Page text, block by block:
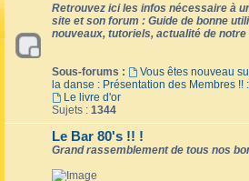
Retrouvez ici les infos nécessaire à
site et son forum : Guide de bonne
nouveaux, tutoriels, actualité de
Sous-forums : Vous êtes nouveau
la danse : Présentation des Membres !!
Le livre d'or
Sujets : 1344
Le Bar 80's !! !
Grand rassemblement de tous nos